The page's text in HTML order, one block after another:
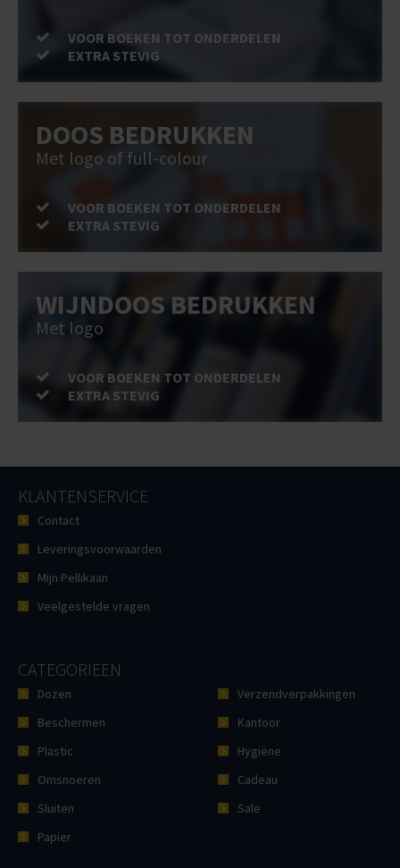
VOOR BOEKEN TOT ONDERDELEN
EXTRA STEVIG
DOOS BEDRUKKEN
Met logo of full-colour
VOOR BOEKEN TOT ONDERDELEN
EXTRA STEVIG
WIJNDOOS BEDRUKKEN
Met logo
VOOR BOEKEN TOT ONDERDELEN
EXTRA STEVIG
KLANTENSERVICE
Contact
Leveringsvoorwaarden
Mijn Pellikaan
Veelgestelde vragen
CATEGORIEËN
Dozen
Beschermen
Plastic
Omsnoeren
Sluiten
Papier
Verzendverpakkingen
Kantoor
Hygiëne
Cadeau
Sale